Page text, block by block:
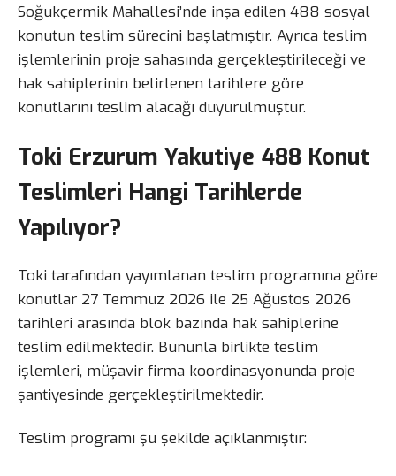
Soğukçermik Mahallesi’nde inşa edilen 488 sosyal
konutun teslim sürecini başlatmıştır. Ayrıca teslim
işlemlerinin proje sahasında gerçekleştirileceği ve
hak sahiplerinin belirlenen tarihlere göre
konutlarını teslim alacağı duyurulmuştur.
Toki Erzurum Yakutiye 488 Konut
Teslimleri Hangi Tarihlerde
Yapılıyor?
Toki tarafından yayımlanan teslim programına göre
konutlar 27 Temmuz 2026 ile 25 Ağustos 2026
tarihleri arasında blok bazında hak sahiplerine
teslim edilmektedir. Bununla birlikte teslim
işlemleri, müşavir firma koordinasyonunda proje
şantiyesinde gerçekleştirilmektedir.
Teslim programı şu şekilde açıklanmıştır: